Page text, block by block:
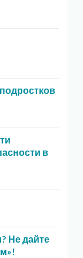
в
Не дайте